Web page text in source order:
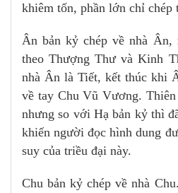
khiêm tốn, phần lớn chỉ chép
Ân bản kỷ chép về nhà Ân,
theo Thượng Thư và Kinh
nhà Ân là Tiết, kết thúc khi
về tay Chu Vũ Vương.
nhưng so với Hạ bản kỷ thì
khiến người đọc hình dung
suy của triều đại này.
Chu bản kỷ chép về nhà